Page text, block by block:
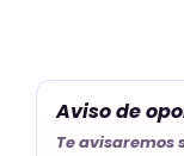
Aviso de
Te avisaremos